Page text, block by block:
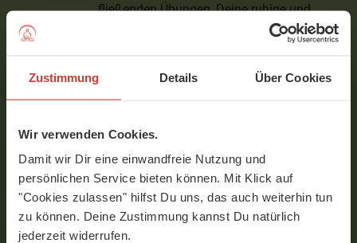
Zustimmung Details Über Cookies
Wir verwenden Cookies.
Damit wir Dir eine einwandfreie Nutzung und
persönlichen Service bieten können. Mit Klick auf
"Cookies zulassen" hilfst Du uns, das auch weiterhin tun
zu können. Deine Zustimmung kannst Du natürlich
jederzeit widerrufen.
fließenden Übungen, Deine ruhige und
sanfte Stimme.... ich bin ganz begeistert...
Vielen Dank dafür liebe Naissan!!! Und
Mitarbeiter denkst, gefällt mir auch sehr :-).
naissan
Liebe Martina,
Ich freue mich sehr sehr sehr über